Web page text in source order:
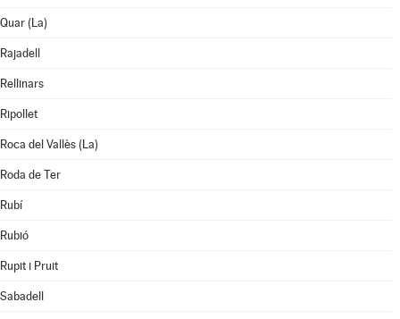
Quar (La)
Rajadell
Rellinars
Ripollet
Roca del Vallès (La)
Roda de Ter
Rubí
Rubió
Rupit i Pruit
Sabadell